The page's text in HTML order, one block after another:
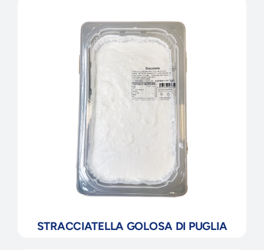
STRACCIATELLA GOLOSA DI PUGLIA